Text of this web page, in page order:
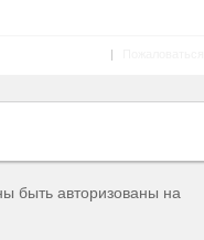
|
быть авторизованы на